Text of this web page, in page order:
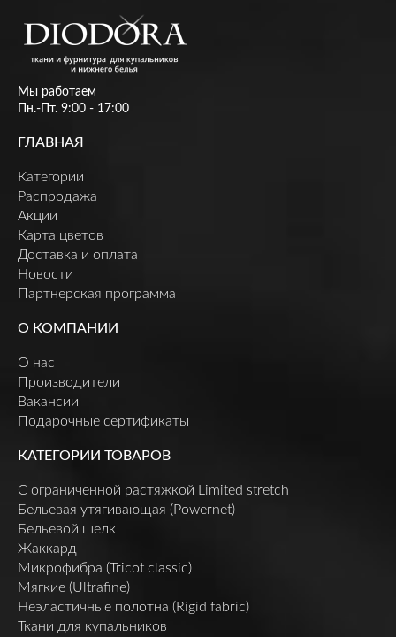
Мы работаем
Пн.-Пт. 9:00 - 17:00
ГЛАВНАЯ
Категории
Распродажа
Акции
Карта цветов
Доставка и оплата
Новости
Партнерская программа
О КОМПАНИИ
О нас
Производители
Вакансии
Подарочные сертификаты
КАТЕГОРИИ ТОВАРОВ
C ограниченной растяжкой Limited stretch
Бельевая утягивающая (Powernet)
Бельевой шелк
Жаккард
Микрофибра (Tricot classic)
Мягкие (Ultrafine)
Неэластичные полотна (Rigid fabric)
Ткани для купальников